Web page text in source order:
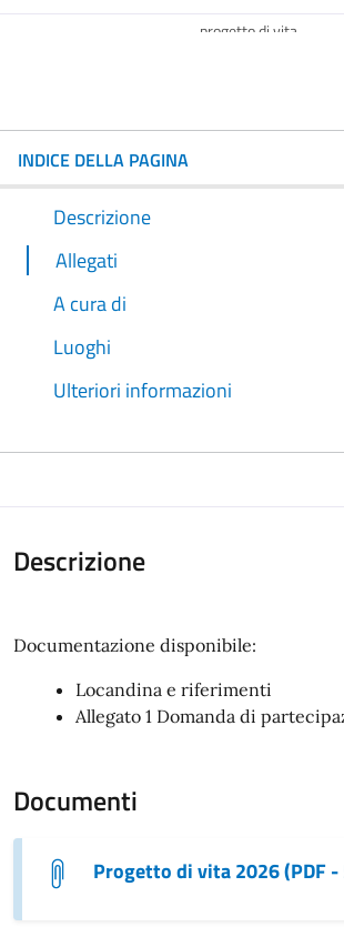
progetto di vita
INDICE DELLA PAGINA
Descrizione
Allegati
A cura di
Luoghi
Ulteriori informazioni
Descrizione
Documentazione disponibile:
Locandina e riferimenti
Allegato 1 Domanda di
Documenti
Progetto di vita 2026 (PDF -